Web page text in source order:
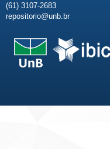
(61) 3107-2683
repositorio@unb.br